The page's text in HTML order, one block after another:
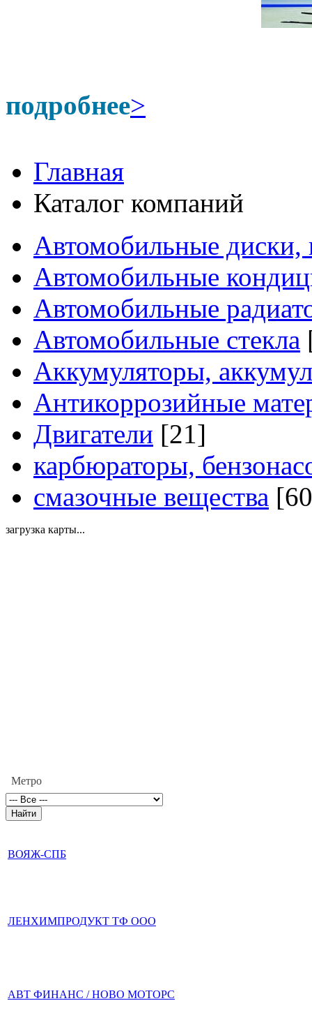
подробнее>
Главная
Каталог компаний
Автомобильные
Автомобильные
Автомобильные
Автомобильные стекла
Аккумуляторы,
Антикоррозийные
Двигатели [21]
карбюраторы,
смазочные вещества
загрузка карты...
Метро
ВОЯЖ-СПБ
ЛЕНХИМПРОДУКТ ТФ ООО
АВТ ФИНАНС / НОВО МОТОРС